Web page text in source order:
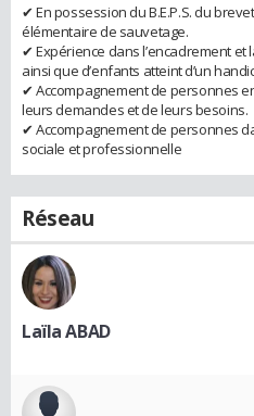
✔ En possession du B.E.P.S. du
élémentaire de sauvetage.
✔ Expérience dans l’encadrement
ainsi que d’enfants atteint d’un
✔ Accompagnement de personnes
leurs demandes et de leurs besoins.
✔ Accompagnement de personnes
sociale et professionnelle
Réseau
Laïla ABAD